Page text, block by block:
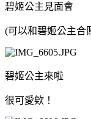
碧姬公主見面會
(可以和碧姬公主合
碧姬公主來啦
很可愛欸！